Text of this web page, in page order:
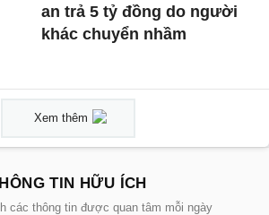
an trả 5 tỷ đồng do người
khác chuyển nhầm
Xem thêm
TIN HỮU ÍCH
các thông tin được quan tâm mỗi ngày